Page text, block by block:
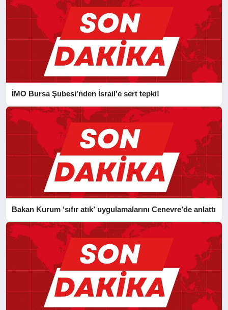
İMO Bursa Şubesi’nden İsrail’e sert tepki!
Bakan Kurum ‘sıfır atık’ uygulamalarını Cenevre’de anlattı